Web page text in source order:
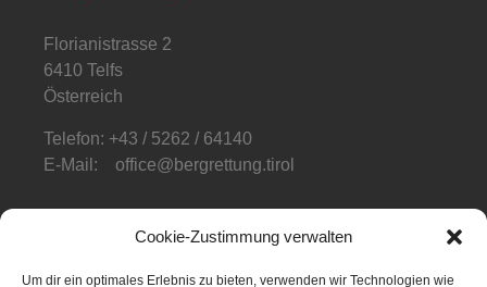
Cookie-Zustimmung verwalten
Um dir ein optimales Erlebnis zu bieten, verwenden wir Technologien wie
Florianistrasse 2
6410 Telfs
Österreich
Telefon: +43 / 5262 / 64140
E-Mail: office@bergrettung.tirol
Öffnungszeiten
Fr: 08:00-12:00